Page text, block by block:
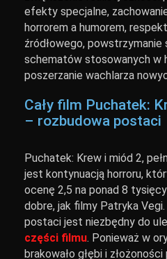
efekty specjalne,
horrorem a humorem,
źródłowego,
schematów stosowanych w
poszerzanie wachlarza
Cały film Puchatek:
– rozbudowa postaci
Puchatek: Krew i miód 2,
jest kontynuacją horroru,
ocenę 2,5 na ponad 8
dobre, jak filmy Patryka
postaci jest niezbędny do
części filmu. Ponieważ w
brakowało głębi i